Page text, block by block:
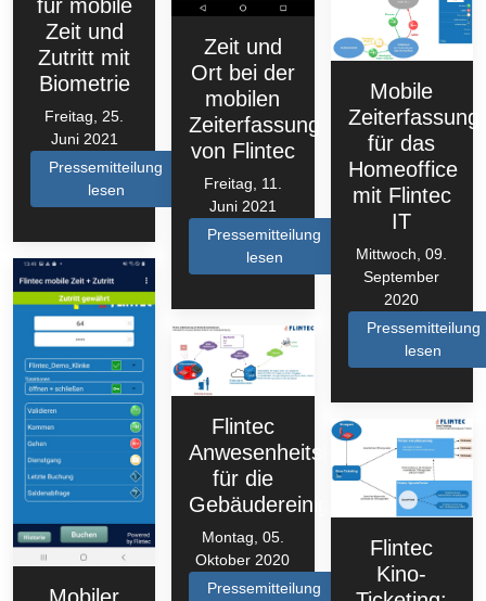
für mobile
Zeit und
Zutritt mit
Biometrie
Freitag, 25.
Juni 2021
Pressemitteilung
lesen
Zeit und
Ort bei der
mobilen
Zeiterfassung
von Flintec
Freitag, 11.
Juni 2021
Pressemitteilung
lesen
Mobiler
Flintec
Anwesenheitskontrolle
für die
Gebäudereinigung
Montag, 05.
Oktober 2020
Pressemitteilung
Mobile
Zeiterfassung
für das
Homeoffice
mit Flintec
IT
Mittwoch, 09.
September
2020
Pressemitteilung
lesen
Flintec
Kino-